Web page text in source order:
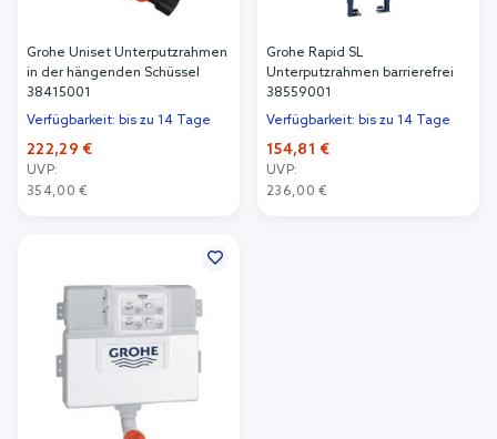
Grohe Uniset Unterputzrahmen
in der hängenden Schüssel
38415001
Verfügbarkeit: bis zu 14 Tage
222,29 €
UVP:
354,00 €
Grohe Rapid SL
Unterputzrahmen barrierefrei
38559001
Verfügbarkeit: bis zu 14 Tage
154,81 €
UVP:
236,00 €